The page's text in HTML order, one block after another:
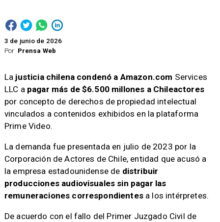
Por Prensa Web
3 de junio de 2026
La justicia chilena condenó a Amazon.com Services
LLC a pagar más de $6.500 millones a Chileactores
por concepto de derechos de propiedad intelectual
vinculados a contenidos exhibidos en la plataforma
Prime Video.
La demanda fue presentada en julio de 2023 por la
Corporación de Actores de Chile, entidad que acusó a
la empresa estadounidense de distribuir
producciones audiovisuales sin pagar las
remuneraciones correspondientesa los intérpretes.
De acuerdo con el fallo del Primer Juzgado Civil de